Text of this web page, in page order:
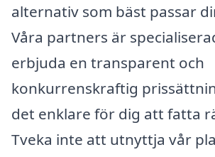
alternativ som bäst passar
Våra partners är
erbjuda en transparent och
konkurrenskraftig
det enklare för dig att fatta
Tveka inte att utnyttja vår